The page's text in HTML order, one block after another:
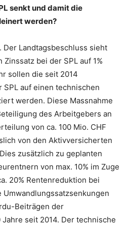
senkt und damit die
werden?
Landtagsbeschluss sieht
bei der SPL auf 1%
sollen die seit 2014
auf einen technischen
werden. Diese Massnahme
des Arbeitgebers an
von ca. 100 Mio. CHF
von den Aktivversicherten
zusätzlich zu geplanten
von max. 10% im Zuge
20% Rentenreduktion bei
Beiträgen der
seit 2014. Der technische